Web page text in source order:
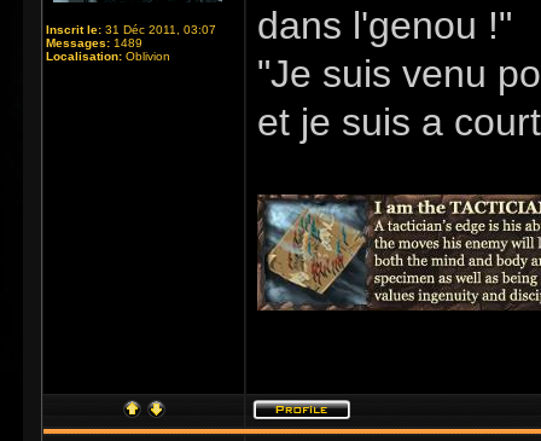
Inscrit le: 31 Déc 2011, 03:07
Messages: 1489
Localisation: Oblivion
dans l'genou !"
"Je suis venu
et je suis a